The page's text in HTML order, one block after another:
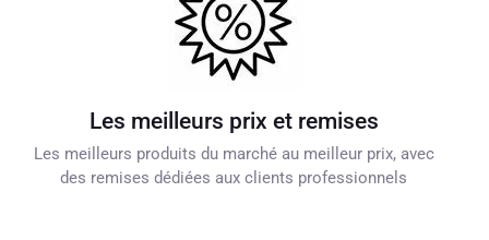
Les meilleurs prix et remises
Les meilleurs produits du marché au meilleur prix, avec
des remises dédiées aux clients professionnels